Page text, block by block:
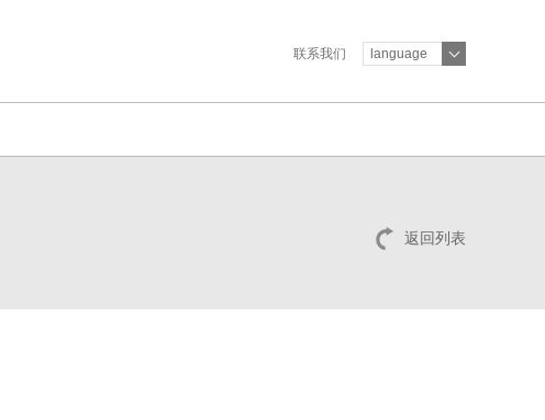
联系我们 language
返回列表